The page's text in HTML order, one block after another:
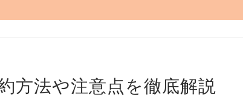
方法や注意点を徹底解説